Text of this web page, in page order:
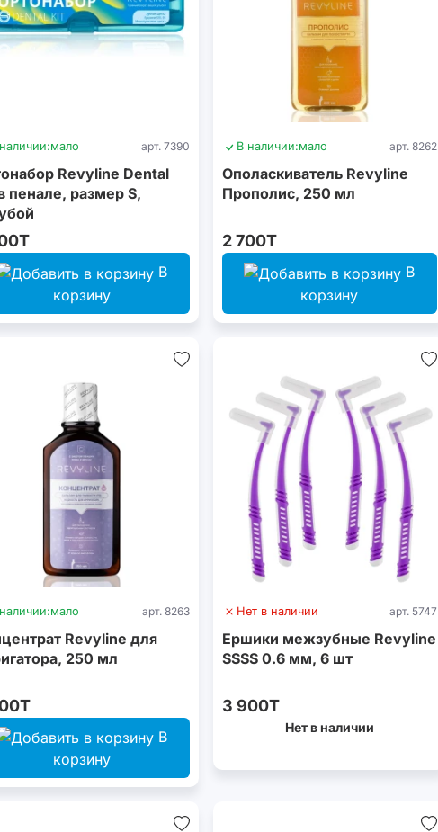
мало арт. 7390
Revyline Dental
пенале, размер S,
В
корзину
В наличии:мало арт. 8262
Ополаскиватель Revyline
Прополис, 250 мл
2 700T
В
корзину
мало арт. 8263
Revyline для
250 мл
В
корзину
Нет в наличии арт. 5747
Ершики межзубные Revyline
SSSS 0.6 мм, 6 шт
3 900T
Нет в наличии